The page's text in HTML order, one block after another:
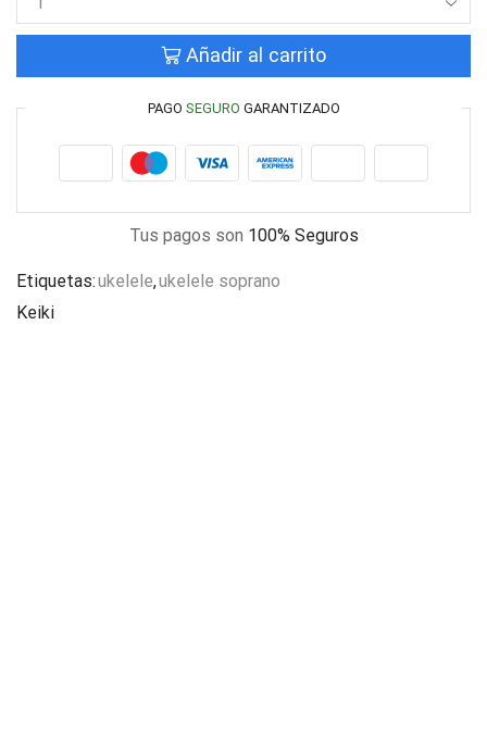
Añadir al carrito
PAGO SEGURO GARANTIZADO
Tus pagos son 100% Seguros
Etiquetas:ukelele,ukelele soprano
Keiki